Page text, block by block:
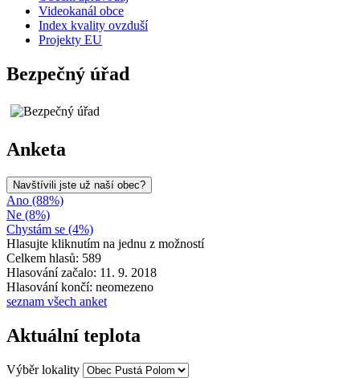
Videokanál obce
Index kvality ovzduší
Projekty EU
Bezpečný úřad
Anketa
Navštívili jste už naší obec?
Ano (88%)
Ne (8%)
Chystám se (4%)
Hlasujte kliknutím na jednu z možností
Celkem hlasů: 589
Hlasování začalo: 11. 9. 2018
Hlasování končí: neomezeno
seznam všech anket
Aktuální teplota
Výběr lokality